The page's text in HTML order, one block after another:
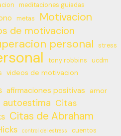
meditaciones guiadas
metas Motivacion
de motivacion
personal stress
tony robbins
ucdm
videos de motivacion
afirmaciones positivas
amor
autoestima Citas
Citas de Abraham
control del estress cuentos